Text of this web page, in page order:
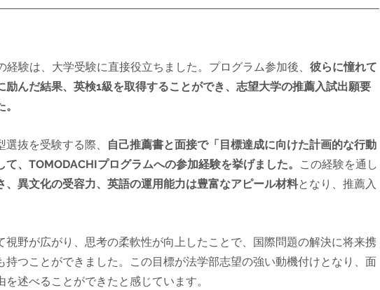
験は、大学受験に直接役立ちました。プログラム参加後、 彼らに憧れて
励んだ結果、英検1級を取得することができ、志望大学の推薦入試出願要
抜を受験する際、
自己推薦書と面接で「目標達成に向けた計画的な行動
、TOMODACHIプログラムへの参加経験を挙げました。
この経験を通し
、異文化の受容力、英語の運用能力は豊富なアピール材料となり、推薦入
視野が広がり、思考の柔軟性が向上したことで、国際問題の解決に将来携
持つことができました。この目標が法学部志望の強い動機付けとなり、面
述べることができたと感じています。